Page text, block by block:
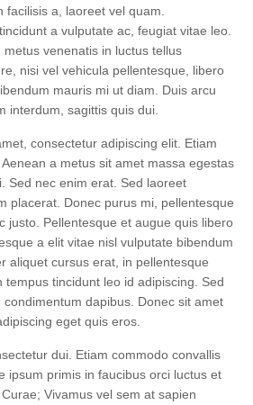
facilisis a, laoreet vel quam.
a vulputate ac, feugiat vitae leo.
venenatis in luctus tellus
nisi vel vehicula pellentesque, libero
mauris mi ut diam. Duis arcu
interdum, sagittis quis dui.
consectetur adipiscing elit. Etiam
a metus sit amet massa egestas
Sed nec enim erat. Sed laoreet
placerat. Donec purus mi, pellentesque
justo. Pellentesque et augue quis libero
a elit vitae nisl vulputate bibendum
aliquet cursus erat, in pellentesque
tempus tincidunt leo id adipiscing. Sed
dapibus. Donec sit amet
eget quis eros.
dui. Etiam commodo convallis
ipsum primis in faucibus orci luctus et
Vivamus vel sem at sapien